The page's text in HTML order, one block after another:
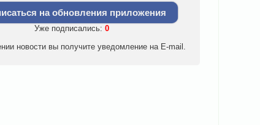
на обновления приложения
Уже подписались: 0
новости вы получите уведомление на E-mail.